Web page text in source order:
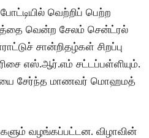
வெற்றிப் பெற்ற
வென்ற சேலம் சென்ட்ரல்
சான்றிதழ்கள் சிறப்பு
எஸ்.ஆர்.எம் சட்டப்பள்ளியும்.
சேர்ந்த மாணவர் மொஹமத்
வழங்கப்பட்டன. விழாவின்